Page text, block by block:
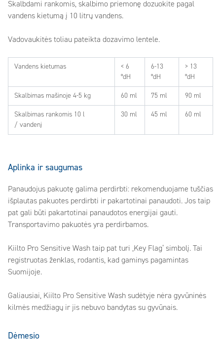
Skalbdami rankomis, skalbimo priemonę dozuokite pagal
vandens kietumą į 10 litrų vandens.
Vadovaukitės toliau pateikta dozavimo lentele.
Vandens kietumas
< 6
°dH
6-13
°dH
> 13
°dH
Skalbimas mašinoje 4-5 kg 60 ml 75 ml 90 ml
Skalbimas rankomis 10 l
/ vandenį
30 ml 45 ml 60 ml
Aplinka ir saugumas
Panaudojus pakuotę galima perdirbti: rekomenduojame tuščias
išplautas pakuotes perdirbti ir pakartotinai panaudoti. Jos taip
pat gali būti pakartotinai panaudotos energijai gauti.
Transportavimo pakuotės yra perdirbamos.
Kiilto Pro Sensitive Wash taip pat turi ‚Key Flag‘ simbolį. Tai
registruotas ženklas, rodantis, kad gaminys pagamintas
Suomijoje.
Galiausiai, Kiilto Pro Sensitive Wash sudėtyje nėra gyvūninės
kilmės medžiagų ir jis nebuvo bandytas su gyvūnais.
Dėmesio